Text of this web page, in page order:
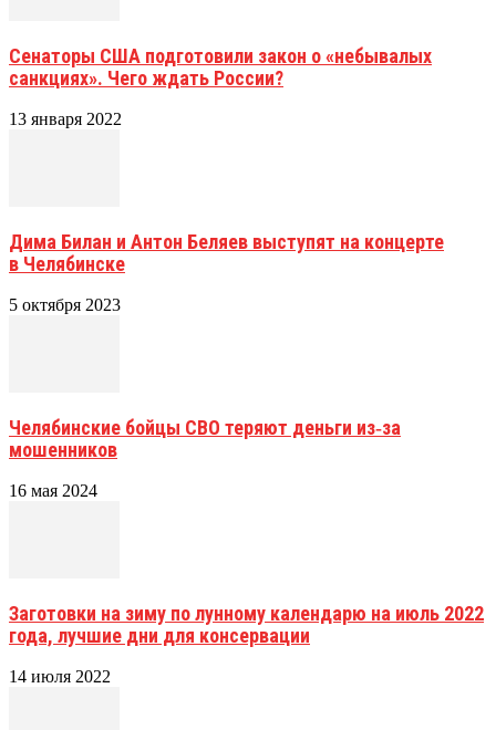
Сенаторы США подготовили закон о «небывалых
санкциях». Чего ждать России?
13 января 2022
Дима Билан и Антон Беляев выступят на концерте
в Челябинске
5 октября 2023
Челябинские бойцы СВО теряют деньги из‑за
мошенников
16 мая 2024
Заготовки на зиму по лунному календарю на июль 2022
года, лучшие дни для консервации
14 июля 2022